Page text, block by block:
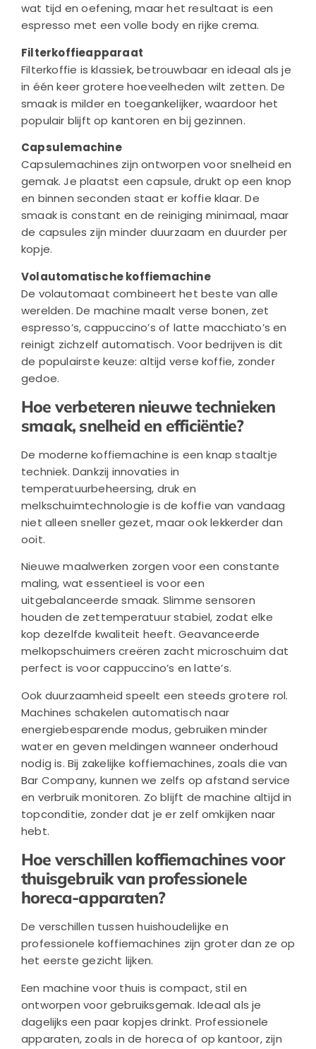
wat tijd en oefening, maar het resultaat is een
espresso met een volle body en rijke crema.
Filterkoffieapparaat
Filterkoffie is klassiek, betrouwbaar en ideaal als je
in één keer grotere hoeveelheden wilt zetten. De
smaak is milder en toegankelijker, waardoor het
populair blijft op kantoren en bij gezinnen.
Capsulemachine
Capsulemachines zijn ontworpen voor snelheid en
gemak. Je plaatst een capsule, drukt op een knop
en binnen seconden staat er koffie klaar. De
smaak is constant en de reiniging minimaal, maar
de capsules zijn minder duurzaam en duurder per
kopje.
Volautomatische koffiemachine
De volautomaat combineert het beste van alle
werelden. De machine maalt verse bonen, zet
espresso’s, cappuccino’s of latte macchiato’s en
reinigt zichzelf automatisch. Voor bedrijven is dit
de populairste keuze: altijd verse koffie, zonder
gedoe.
Hoe verbeteren nieuwe technieken
smaak, snelheid en efficiëntie?
De moderne koffiemachine is een knap staaltje
techniek. Dankzij innovaties in
temperatuurbeheersing, druk en
melkschuimtechnologie is de koffie van vandaag
niet alleen sneller gezet, maar ook lekkerder dan
ooit.
Nieuwe maalwerken zorgen voor een constante
maling, wat essentieel is voor een
uitgebalanceerde smaak. Slimme sensoren
houden de zettemperatuur stabiel, zodat elke
kop dezelfde kwaliteit heeft. Geavanceerde
melkopschuimers creëren zacht microschuim dat
perfect is voor cappuccino’s en latte’s.
Ook duurzaamheid speelt een steeds grotere rol.
Machines schakelen automatisch naar
energiebesparende modus, gebruiken minder
water en geven meldingen wanneer onderhoud
nodig is. Bij zakelijke koffiemachines, zoals die van
Bar Company, kunnen we zelfs op afstand service
en verbruik monitoren. Zo blijft de machine altijd in
topconditie, zonder dat je er zelf omkijken naar
hebt.
Hoe verschillen koffiemachines voor
thuisgebruik van professionele
horeca-apparaten?
De verschillen tussen huishoudelijke en
professionele koffiemachines zijn groter dan ze op
het eerste gezicht lijken.
Een machine voor thuis is compact, stil en
ontworpen voor gebruiksgemak. Ideaal als je
dagelijks een paar kopjes drinkt. Professionele
apparaten, zoals in de horeca of op kantoor, zijn